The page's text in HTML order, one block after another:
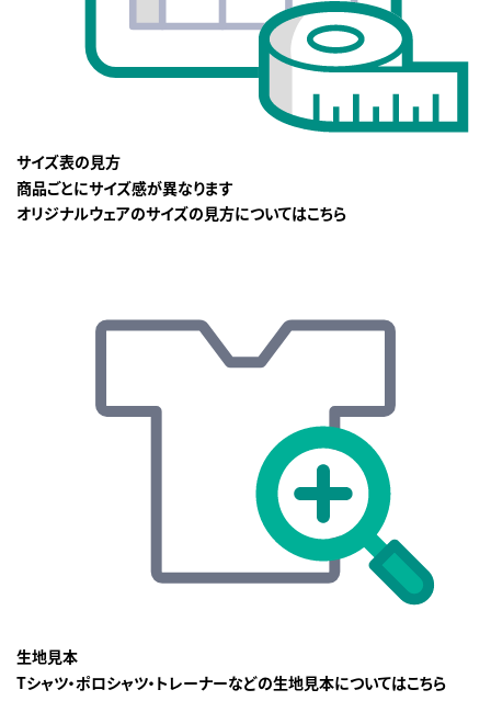
サイズ表の見方
商品ごとにサイズ感が異なります
オリジナルウェアのサイズの見方についてはこちら
生地見本
Tシャツ・ポロシャツ・トレーナーなどの生地見本についてはこちら